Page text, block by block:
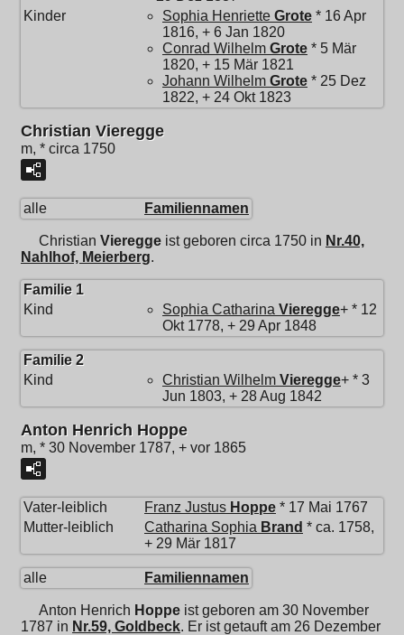
Kinder
Sophia Henriette Grote * 16 Apr
1816, + 6 Jan 1820
Conrad Wilhelm Grote * 5 Mär
1820, + 15 Mär 1821
Johann Wilhelm Grote * 25 Dez
1822, + 24 Okt 1823
Christian Vieregge
m, * circa 1750
alle Familiennamen
Christian Vieregge ist geboren circa 1750 in Nr.40,
Nahlhof, Meierberg.
Familie 1
Kind
Sophia Catharina Vieregge+ * 12
Okt 1778, + 29 Apr 1848
Familie 2
Kind
Christian Wilhelm Vieregge+ * 3
Jun 1803, + 28 Aug 1842
Anton Henrich Hoppe
m, * 30 November 1787, + vor 1865
Vater-leiblich Franz Justus Hoppe * 17 Mai 1767
Mutter-leiblich
Catharina Sophia Brand * ca. 1758,
+ 29 Mär 1817
alle Familiennamen
Anton Henrich Hoppe ist geboren am 30 November
1787 in Nr.59, Goldbeck. Er ist getauft am 26 Dezember